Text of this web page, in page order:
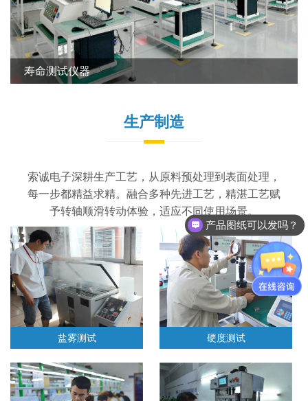
CNC设备
生产制造
索诚电子深耕生产工艺，从原料预处理到表面处理，
每一步都精益求精。融合多种先进工艺，精湛工艺赋
予转轴顺滑转动体验，适应不同使用场景。
盐雾测试 硬度测试
产品图纸可以发吗？